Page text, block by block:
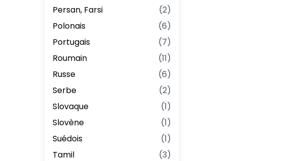
Persan, Farsi
(2)
Polonais
(6)
Portugais
(7)
Roumain
(11)
Russe
(6)
Serbe
(2)
Slovaque
(1)
Slovène
(1)
Suédois
(1)
Tamil
(3)